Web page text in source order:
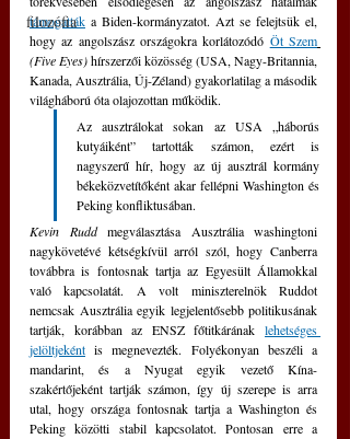
filozófia
támogatták a Biden-kormányzatot. Azt se felejtsük el,
hogy az angolszász országokra korlátozódó Öt Szem
(Five Eyes) hírszerzői közösség (USA, Nagy-Britannia,
Kanada, Ausztrália, Új-Zéland) gyakorlatilag a második
világháború óta olajozottan működik.
Az ausztrálokat sokan az USA „háborús
kutyáiként” tartották számon, ezért is
nagyszerű hír, hogy az új ausztrál kormány
békeközvetítőként akar fellépni Washington és
Peking konfliktusában.
Kevin Rudd megválasztása Ausztrália washingtoni
nagykövetévé kétségkívül arról szól, hogy Canberra
továbbra is fontosnak tartja az Egyesült Államokkal
való kapcsolatát. A volt miniszterelnök Ruddot
nemcsak Ausztrália egyik legjelentősebb politikusának
tartják, korábban az ENSZ főtitkárának lehetséges
jelöltjeként is megnevezték. Folyékonyan beszéli a
mandarint, és a Nyugat egyik vezető Kína-
szakértőjeként tartják számon, így új szerepe is arra
utal, hogy országa fontosnak tartja a Washington és
Peking közötti stabil kapcsolatot. Pontosan erre a